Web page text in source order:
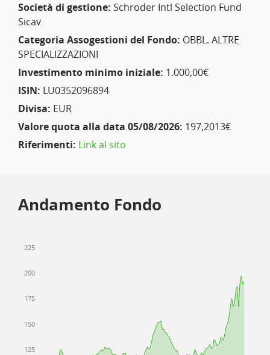
Società di gestione: Schroder Intl Selection Fund
Sicav
Categoria Assogestioni del Fondo: OBBL. ALTRE
SPECIALIZZAZIONI
Investimento minimo iniziale: 1.000,00€
ISIN: LU0352096894
Divisa: EUR
Valore quota alla data 05/08/2026: 197,2013€
Riferimenti: Link al sito
Andamento Fondo
125
150
175
200
225